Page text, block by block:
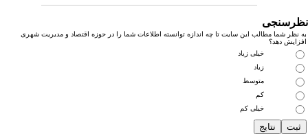
نظر شما مطالب این سایت تا چه اندازه توانسته اطلاعات شما را در حوزه اقتصاد و مدیریت شهری
دهد؟
خیلی زیاد
زیاد
متوسط
خیلی کم